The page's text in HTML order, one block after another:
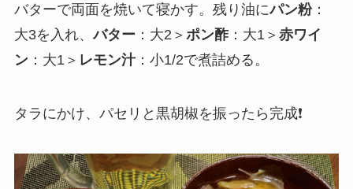
バターで両面を焼いて寝かす。残り油にパン粉：
大3を入れ、バター ：大2＞ ポン酢：大1＞ 赤ワイ
ン：大1＞ レモン汁：小1/2で煮詰める。
タラにかけ、パセリと黒胡椒を振ったら完成❗